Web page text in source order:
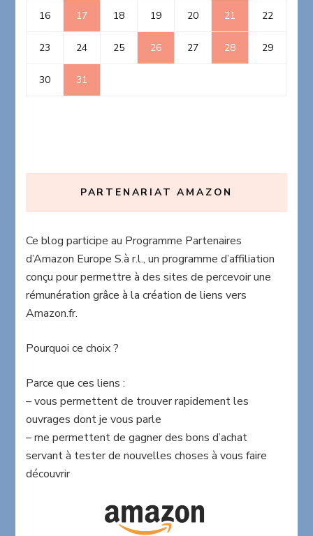
16 17 18 19 20 21 22
23 24 25 26 27 28 29
30 31
PARTENARIAT AMAZON
Ce blog participe au Programme Partenaires
d’Amazon Europe S.à r.l., un programme d’affiliation
conçu pour permettre à des sites de percevoir une
rémunération grâce à la création de liens vers
Amazon.fr.
Pourquoi ce choix ?
Parce que ces liens :
– vous permettent de trouver rapidement les
ouvrages dont je vous parle
– me permettent de gagner des bons d’achat
servant à tester de nouvelles choses à vous faire
découvrir